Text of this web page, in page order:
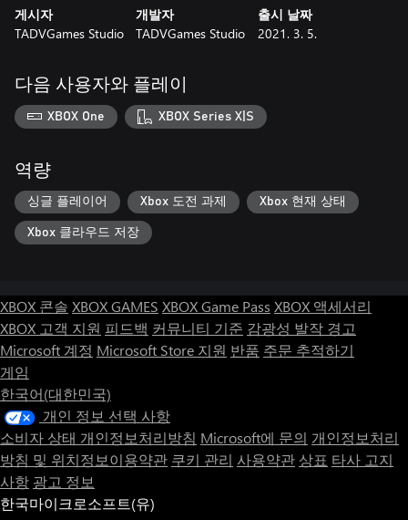
게시자
TADVGames Studio
개발자
TADVGames Studio
출시 날짜
2021. 3. 5.
다음 사용자와 플레이
XBOX One XBOX Series X|S
역량
싱글 플레이어 Xbox 도전 과제 Xbox 현재 상태
Xbox 클라우드 저장
XBOX 콘솔 XBOX GAMES XBOX Game Pass XBOX 액세서리
XBOX 고객 지원 피드백 커뮤니티 기준 감광성 발작 경고
Microsoft 계정 Microsoft Store 지원 반품 주문 추적하기
게임
한국어(대한민국)
개인 정보 선택 사항
소비자 상태 개인정보처리방침 Microsoft에 문의 개인정보처리
방침 및 위치정보이용약관 쿠키 관리 사용약관 상표 타사 고지
사항 광고 정보
한국마이크로소프트(유)